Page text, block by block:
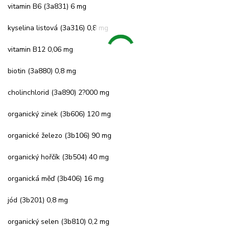
vitamin B6 (3a831) 6 mg
kyselina listová (3a316) 0,8 mg
vitamin B12 0,06 mg
biotin (3a880) 0,8 mg
cholinchlorid (3a890) 2?000 mg
organický zinek (3b606) 120 mg
organické železo (3b106) 90 mg
organický hořčík (3b504) 40 mg
organická měď (3b406) 16 mg
jód (3b201) 0,8 mg
organický selen (3b810) 0,2 mg